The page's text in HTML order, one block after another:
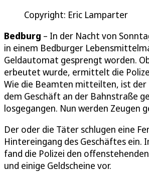
Copyright: Eric Lamparter
Bedburg – In der Nacht von
in einem Bedburger
Geldautomat gesprengt worden.
erbeutet wurde, ermittelt die
Wie die Beamten mitteilten, ist der
dem Geschäft an der Bahnstraße
losgegangen. Nun werden Zeugen
Der oder die Täter schlugen eine
Hintereingang des Geschäftes ein.
fand die Polizei den
und einige Geldscheine vor.